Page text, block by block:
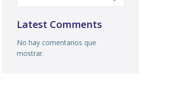
Latest Comments
No hay comentarios que
mostrar.